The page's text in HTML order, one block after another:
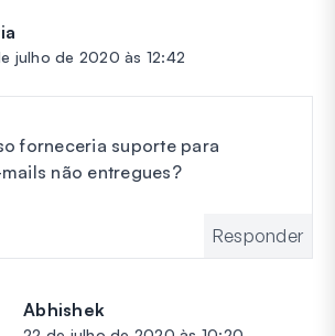
julho de 2020 às 12:42
forneceria suporte para
não entregues?
Responder
Abhishek